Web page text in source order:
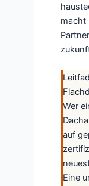
macht
Wer
auf
Eine